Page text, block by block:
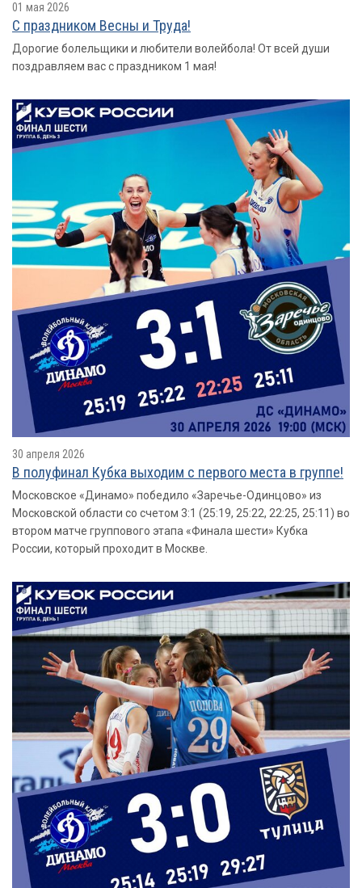
01 мая 2026
С праздником Весны и Труда!
Дорогие болельщики и любители волейбола! От всей души
поздравляем вас с праздником 1 мая!
30 апреля 2026
В полуфинал Кубка выходим с первого места в группе!
Московское «Динамо» победило «Заречье-Одинцово» из
Московской области со счетом 3:1 (25:19, 25:22, 22:25, 25:11) во
втором матче группового этапа «Финала шести» Кубка
России, который проходит в Москве.